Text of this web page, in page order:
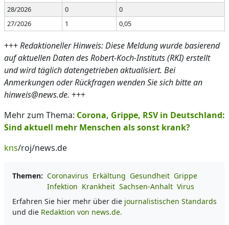
28/2026
0
0
27/2026
1 0,05
+++Redaktioneller Hinweis: Diese Meldung wurde basierend
auf aktuellen Daten des Robert-Koch-Instituts (RKI) erstellt
und wird täglich datengetrieben aktualisiert. Bei
Anmerkungen oder Rückfragen wenden Sie sich bitte an
hinweis@news.de. +++
Mehr zum Thema: Corona, Grippe, RSV in Deutschland:
Sind aktuell mehr Menschen als sonst krank?
kns/roj/news.de
Themen: Coronavirus Erkältung Gesundheit Grippe
Infektion Krankheit Sachsen-Anhalt Virus
Erfahren Sie hier mehr über die journalistischen Standards
und die Redaktion von news.de.